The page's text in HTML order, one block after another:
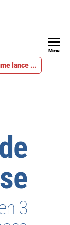
lance ...
Menu
3